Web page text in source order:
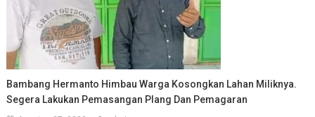
Bambang Hermanto Himbau Warga Kosongkan Lahan Miliknya.
Segera Lakukan Pemasangan Plang Dan Pemagaran